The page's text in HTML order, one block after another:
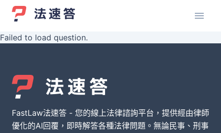
Failed to load question.
FastLaw法速答 - 您的線上法律諮詢平台，提供經由律師
優化的AI回覆，即時解答各種法律問題。無論民事、刑事